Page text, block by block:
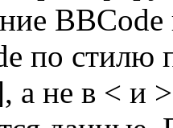
по стилю
а не в < и